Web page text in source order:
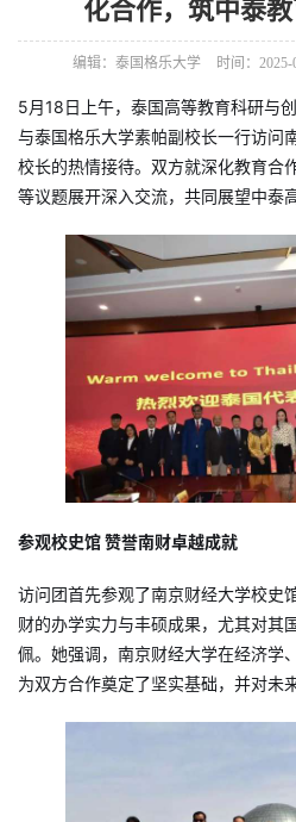
化合作，筑中泰
编辑：泰国格乐大学 时间：2025-
5月18日上午，泰国高等教育科研与
与泰国格乐大学素帕副校长一行访问
校长的热情接待。双方就深化教育合
等议题展开深入交流，共同展望中泰
参观校史馆 赞誉南财卓越成就
访问团首先参观了南京财经大学校史
财的办学实力与丰硕成果，尤其对其
佩。她强调，南京财经大学在经济学
为双方合作奠定了坚实基础，并对未